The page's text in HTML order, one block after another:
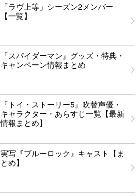
「ラヴ上等」シーズン2メンバー
【一覧】
『スパイダーマン』グッズ・特典・
キャンペーン情報まとめ
『トイ・ストーリー5』吹替声優・
キャラクター・あらすじ一覧【最新
情報まとめ】
実写『ブルーロック』キャスト【ま
とめ】